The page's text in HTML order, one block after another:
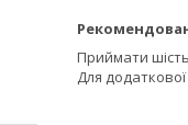
Приймати
Для